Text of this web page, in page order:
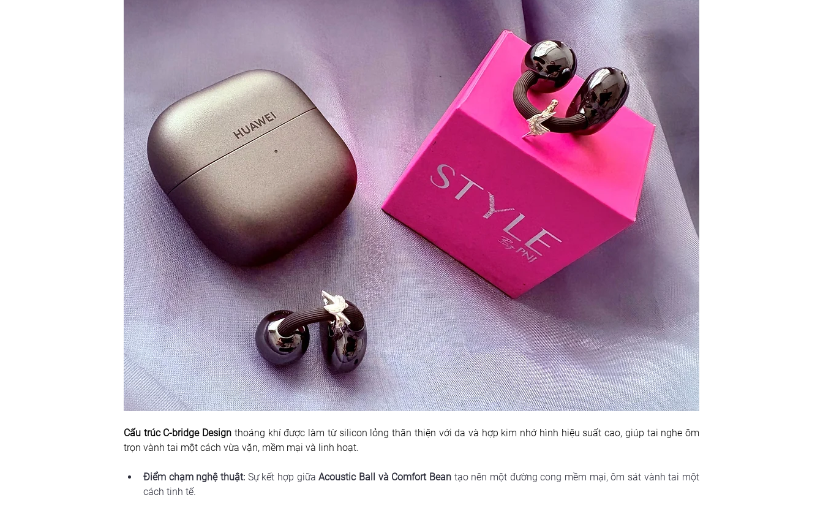
Cấu trúc C-bridge Design thoáng khí được làm từ silicon lỏng thân thiện với da và hợp kim nhớ hình hiệu suất cao, giúp tai nghe ôm
trọn vành tai một cách vừa vặn, mềm mại và linh hoạt.
Điểm chạm nghệ thuật: Sự kết hợp giữa Acoustic Ball và Comfort Bean tạo nên một đường cong mềm mại, ôm sát vành tai một
cách tinh tế.